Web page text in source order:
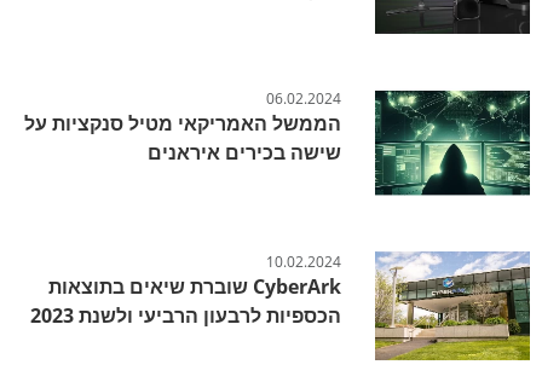
06.02.2024
הממשל האמריקאי מטיל סנקציות על
שישה בכירים איראנים
10.02.2024
CyberArk שוברת שיאים בתוצאות
הכספיות לרבעון הרביעי ולשנת 2023